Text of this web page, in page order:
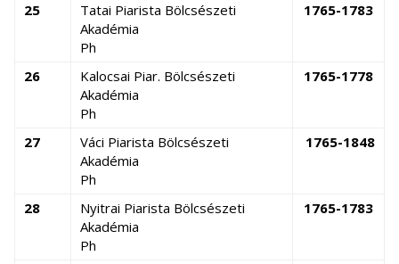
25
Tatai Piarista Bölcsészeti
Akadémia
Ph
1765-1783
26
Kalocsai Piar. Bölcsészeti
Akadémia
Ph
1765-1778
27
Váci Piarista Bölcsészeti
Akadémia
Ph
1765-1848
28
Nyitrai Piarista Bölcsészeti
Akadémia
Ph
1765-1783